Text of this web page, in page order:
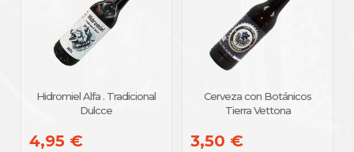
Fresa seleccionada
Fermentación lenta y controlada
Producción limitada
Cada lote se elabora cuidando el equilibrio entre la intensidad
Hidromiel Alfa . Tradicional
Dulcce
4,95 €
Cerveza con Botánicos
Tierra Vettona
3,50 €